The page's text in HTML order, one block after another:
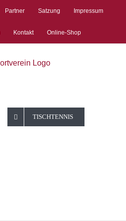
Partner Satzung Impressum
Kontakt Online-Shop
TISCHTENNIS